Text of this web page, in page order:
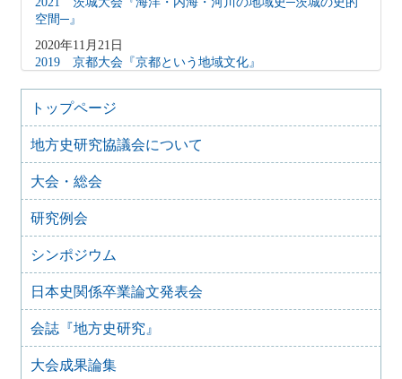
空間─』
2020年11月21日
2019 京都大会『京都という地域文化』
2019年10月6日
2018 神奈川大会『拠点にみる相武の地域史―鎌倉・小田
原・横浜―』
2018年10月20日
2017 徳島発展の歴史的基盤―「地力」と地域社会―
2017年10月8日
2016 信越国境の歴史像-「間」と「境」の地方史-
2017年4月14日
2015 三河大会『三河―交流からみる地域形成とその変容』
2015年10月25日
2014年 埼玉大会 『北武蔵の地域形成―水と地形が織りな
す歴史像―』
2014年12月12日
2013年 金沢大会 『〝伝統〞の礎―加賀・能登・金沢の地
域史―』
トップページ
地方史研究協議会について
大会・総会
研究例会
シンポジウム
日本史関係卒業論文発表会
会誌『地方史研究』
大会成果論集